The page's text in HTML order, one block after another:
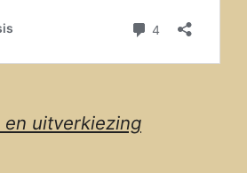
en uitverkiezing